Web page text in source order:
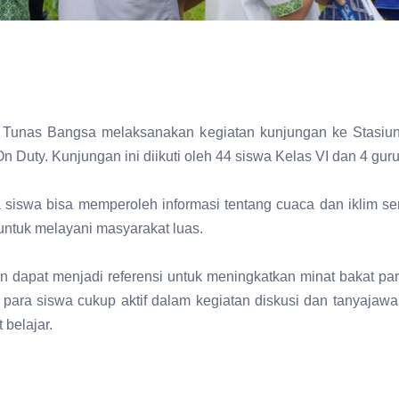
Bangsa melaksanakan kegiatan kunjungan ke
Duty. Kunjungan ini diikuti oleh 44 siswa Kelas VI dan 4
bisa memperoleh informasi tentang cuaca dan iklim
melayani masyarakat luas.
dapat menjadi referensi untuk meningkatkan minat bakat
siswa cukup aktif dalam kegiatan diskusi dan
belajar.